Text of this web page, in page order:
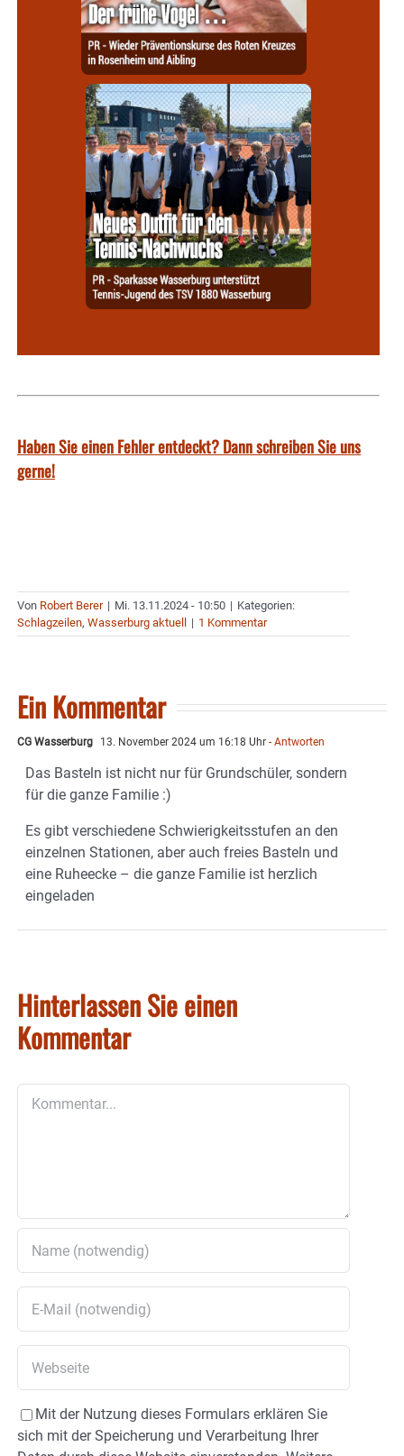
Haben Sie einen Fehler entdeckt? Dann schreiben Sie uns
gerne!
Von Robert Berer | Mi. 13.11.2024 - 10:50 | Kategorien:
Schlagzeilen, Wasserburg aktuell | 1 Kommentar
Ein Kommentar
CG Wasserburg 13. November 2024 um 16:18 Uhr - Antworten
Das Basteln ist nicht nur für Grundschüler, sondern
für die ganze Familie :)
Es gibt verschiedene Schwierigkeitsstufen an den
einzelnen Stationen, aber auch freies Basteln und
eine Ruheecke – die ganze Familie ist herzlich
eingeladen
Hinterlassen Sie einen
Kommentar
Mit der Nutzung dieses Formulars erklären Sie
sich mit der Speicherung und Verarbeitung Ihrer